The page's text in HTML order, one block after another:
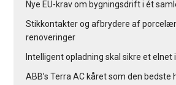
Nye EU-krav om bygningsdrift i ét
Stikkontakter og afbrydere af
renoveringer
Intelligent opladning skal sikre et elnet
ABB’s Terra AC kåret som den bedste